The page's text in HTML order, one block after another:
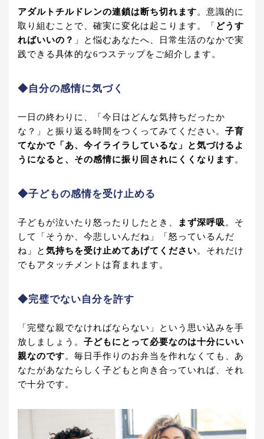
アダルトチルドレンの連鎖は断ち切れます。意識的に
取り組むことで、確実に変化は起こります。「 どうす
ればいいの？ 」と悩むあなたへ、日常生活のなかで実
践できる具体的な6つステップをご紹介します。
◆自分の感情に気づく
一日の終わりに、「今日はどんな気持ちだったか
な？」と振り返る時間をつくってみてください。 子育
てなかで「あ、今イライラしているな」と気づけるよ
うになると、その感情に振り回されにくくなります。
◆子どもの感情を受け止める
子どもが泣いたり怒ったりしたとき、 まず深呼吸 。そ
して「そうか、今悲しいんだね」「怒っているんだ
ね」と 気持ちを受け止めてあげてください。それだけ
でもアタッチメントは育まれます。
◆完璧でない自分を許す
「完璧な親でなければならない」という思い込みを手
放しましょう。 子どもにとって必要なのは十分にいい
親なのです。毎日手作りのお弁当を作れなくても、あ
なたがあなたらしく子どもと向き合っていれば、それ
で十分です。